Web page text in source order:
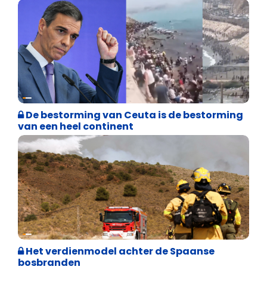
Asiel en Migratie
De bestorming van Ceuta is de bestorming
van een heel continent
Internationale politiek
Het verdienmodel achter de Spaanse
bosbranden